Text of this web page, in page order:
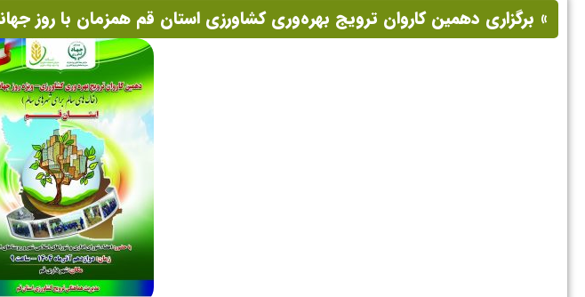
» برگزاری دهمین کاروان ترویج بهره‌وری کشاورزی استان قم همزمان با روز